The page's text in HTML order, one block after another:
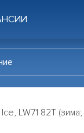
LW71 82T